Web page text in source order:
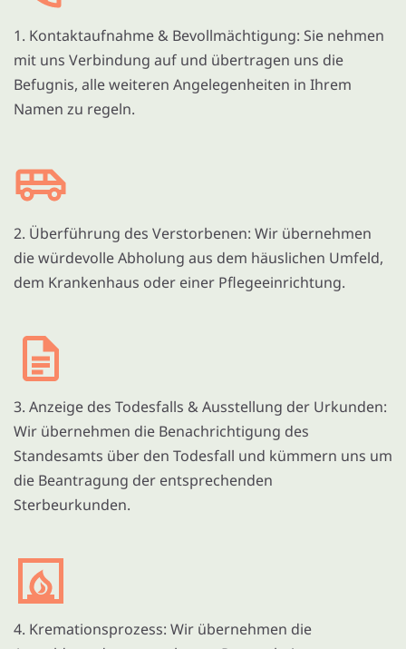
1. Kontaktaufnahme & Bevollmächtigung: Sie nehmen
mit uns Verbindung auf und übertragen uns die
Befugnis, alle weiteren Angelegenheiten in Ihrem
Namen zu regeln.
2. Überführung des Verstorbenen: Wir übernehmen
die würdevolle Abholung aus dem häuslichen Umfeld,
dem Krankenhaus oder einer Pflegeeinrichtung.
3. Anzeige des Todesfalls & Ausstellung der Urkunden:
Wir übernehmen die Benachrichtigung des
Standesamts über den Todesfall und kümmern uns um
die Beantragung der entsprechenden
Sterbeurkunden.
4. Kremationsprozess: Wir übernehmen die